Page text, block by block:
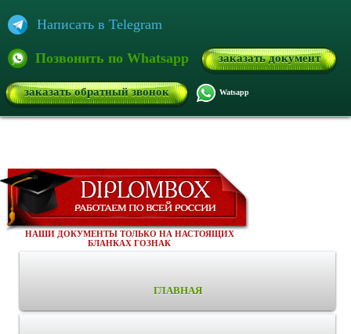
Написать в Telegram
Позвонить по Whatsapp заказать документ
заказать обратный звонок Watsapp
НАШИ ДОКУМЕНТЫ ТОЛЬКО НА НАСТОЯЩИХ
БЛАНКАХ ГОЗНАК
ГЛАВНАЯ